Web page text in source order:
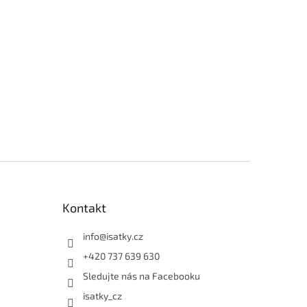
Kontakt
info@isatky.cz
+420 737 639 630
Sledujte nás na Facebooku
isatky_cz